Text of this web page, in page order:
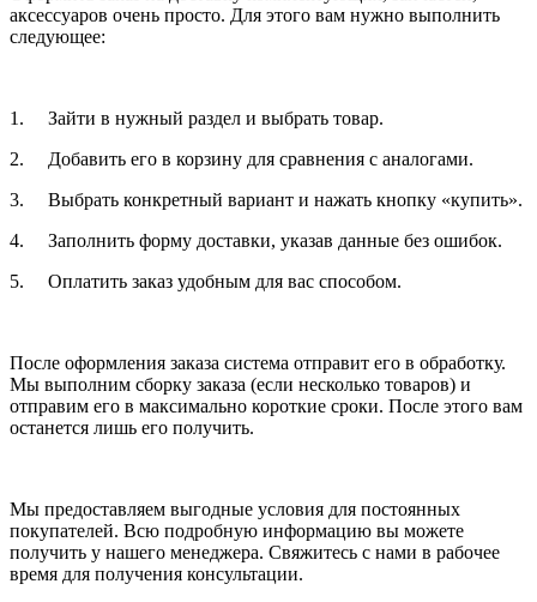
аксессуаров очень просто. Для этого вам нужно выполнить
следующее:
1. Зайти в нужный раздел и выбрать товар.
2. Добавить его в корзину для сравнения с аналогами.
3. Выбрать конкретный вариант и нажать кнопку «купить».
4. Заполнить форму доставки, указав данные без ошибок.
5. Оплатить заказ удобным для вас способом.
После оформления заказа система отправит его в обработку.
Мы выполним сборку заказа (если несколько товаров) и
отправим его в максимально короткие сроки. После этого вам
останется лишь его получить.
Мы предоставляем выгодные условия для постоянных
покупателей. Всю подробную информацию вы можете
получить у нашего менеджера. Свяжитесь с нами в рабочее
время для получения консультации.